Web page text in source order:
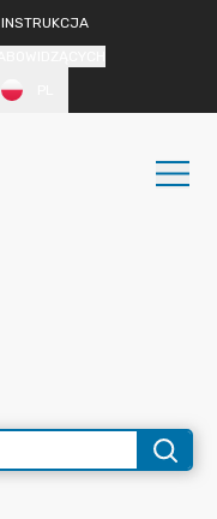
INSTRUKCJA